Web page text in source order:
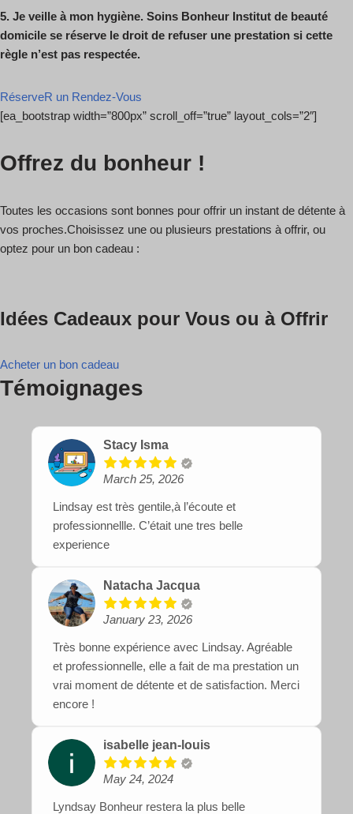
5. Je veille à mon hygiène. Soins Bonheur Institut de beauté
domicile se réserve le droit de refuser une prestation si cette
règle n’est pas respectée.
RéserveR un Rendez-Vous
[ea_bootstrap width=”800px” scroll_off=”true” layout_cols=”2″]
Offrez du bonheur !
Toutes les occasions sont bonnes pour offrir un instant de détente à
vos proches.Choisissez une ou plusieurs prestations à offrir, ou
optez pour un bon cadeau :
Idées Cadeaux pour Vous ou à Offrir
Acheter un bon cadeau
Témoignages
Stacy Isma
March 25, 2026
Lindsay est très gentile,à l’écoute et
professionnellle. C’était une tres belle
experience
Natacha Jacqua
January 23, 2026
Très bonne expérience avec Lindsay. Agréable
et professionnelle, elle a fait de ma prestation un
vrai moment de détente et de satisfaction. Merci
encore !
isabelle jean-louis
May 24, 2024
Lyndsay Bonheur restera la plus belle